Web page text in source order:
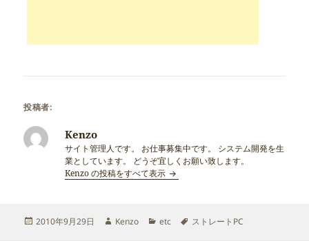
投稿者:
Kenzo
サイト管理人です。 お仕事募集中です。 システム開発を生
業としています。 どうぞ宜しくお願い致します。
Kenzo の投稿をすべて表示
投
2010年9月29日
作
Kenzo
カ
etc
タ
ストレートPC